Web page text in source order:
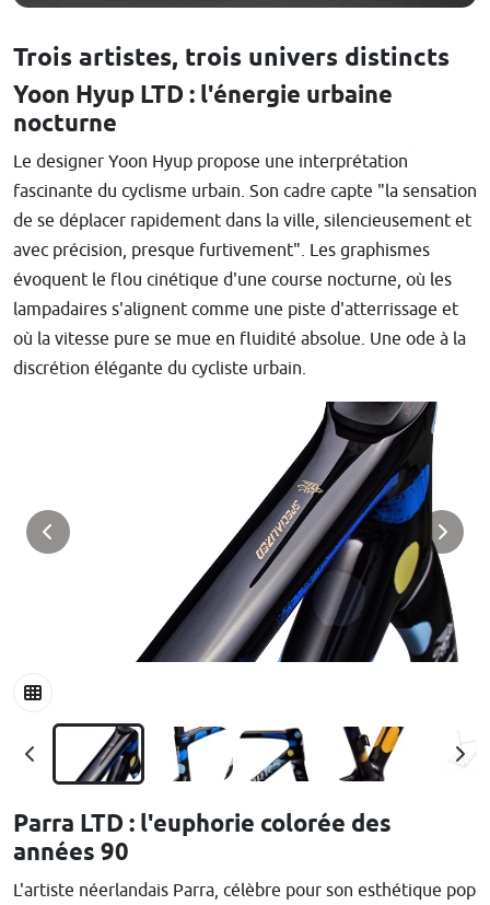
Trois artistes, trois univers distincts
Yoon Hyup LTD : l'énergie urbaine
nocturne
Le designer Yoon Hyup propose une interprétation
fascinante du cyclisme urbain. Son cadre capte "la sensation
de se déplacer rapidement dans la ville, silencieusement et
avec précision, presque furtivement". Les graphismes
évoquent le flou cinétique d'une course nocturne, où les
lampadaires s'alignent comme une piste d'atterrissage et
où la vitesse pure se mue en fluidité absolue. Une ode à la
discrétion élégante du cycliste urbain.
Parra LTD : l'euphorie colorée des
années 90
L'artiste néerlandais Parra, célèbre pour son esthétique pop